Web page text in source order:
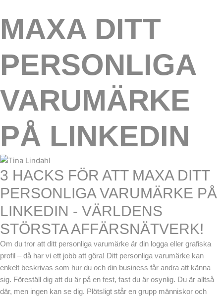
MAXA DITT
PERSONLIGA
VARUMÄRKE
PÅ LINKEDIN
3 HACKS FÖR ATT MAXA DITT
PERSONLIGA VARUMÄRKE PÅ
LINKEDIN - VÄRLDENS
STÖRSTA AFFÄRSNÄTVERK!
Om du tror att ditt personliga varumärke är din logga eller grafiska
profil – då har vi ett jobb att göra! Ditt personliga varumärke kan
enkelt beskrivas som hur du och din business får andra att känna
sig. Föreställ dig att du är på en fest, fast du är osynlig. Du är alltså
där, men ingen kan se dig. Plötsligt står en grupp människor och